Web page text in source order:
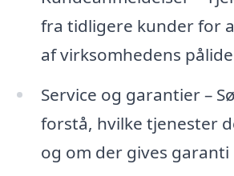
fra tidligere kunder for
af virksomhedens
Service og garantier –
forstå, hvilke tjenester
og om der gives